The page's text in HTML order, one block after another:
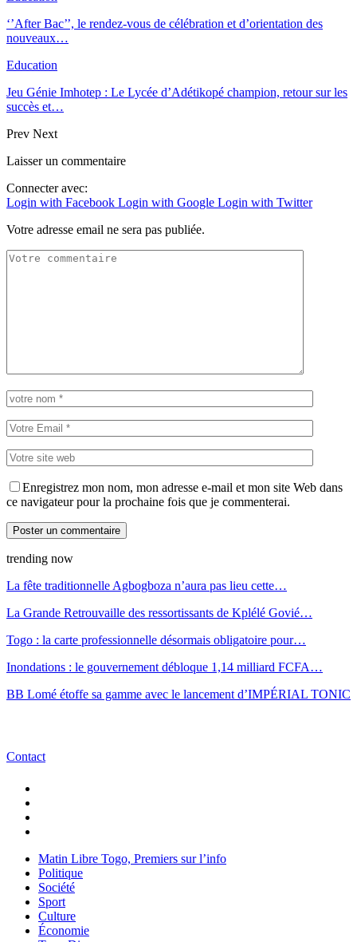
‘’After Bac’’, le rendez-vous de célébration et d’orientation des
nouveaux…
Education
Jeu Génie Imhotep : Le Lycée d’Adétikopé champion, retour sur les
succès et…
Prev Next
Laisser un commentaire
Connecter avec:
Login with Facebook Login with Google Login with Twitter
Votre adresse email ne sera pas publiée.
Enregistrez mon nom, mon adresse e-mail et mon site Web dans
ce navigateur pour la prochaine fois que je commenterai.
trending now
La fête traditionnelle Agbogboza n’aura pas lieu cette…
La Grande Retrouvaille des ressortissants de Kplélé Govié…
Togo : la carte professionnelle désormais obligatoire pour…
Inondations : le gouvernement débloque 1,14 milliard FCFA…
BB Lomé étoffe sa gamme avec le lancement d’IMPÉRIAL TONIC
Contact
Matin Libre Togo, Premiers sur l’info
Politique
Société
Sport
Culture
Économie